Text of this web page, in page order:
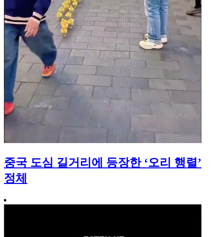
중국 도심 길거리에 등장한 ‘오리 행렬’
정체